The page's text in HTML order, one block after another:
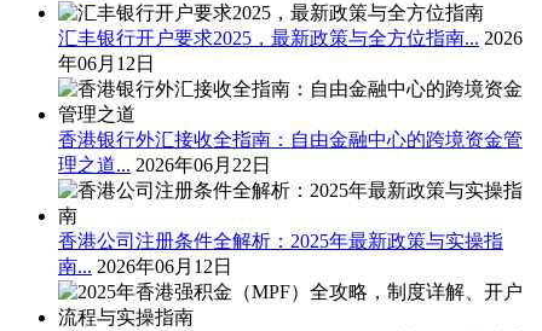
汇丰银行开户要求2025，最新政策与全方位指南... 2026
年06月12日
香港银行外汇接收全指南：自由金融中心的跨境资金管
理之道... 2026年06月22日
香港公司注册条件全解析：2025年最新政策与实操指
南... 2026年06月12日